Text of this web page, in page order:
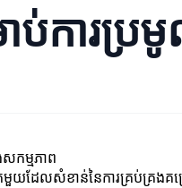
ប់ការប្
កម្មភាព
មួយដែលសំខាន់នៃការគ្រប់គ្រង